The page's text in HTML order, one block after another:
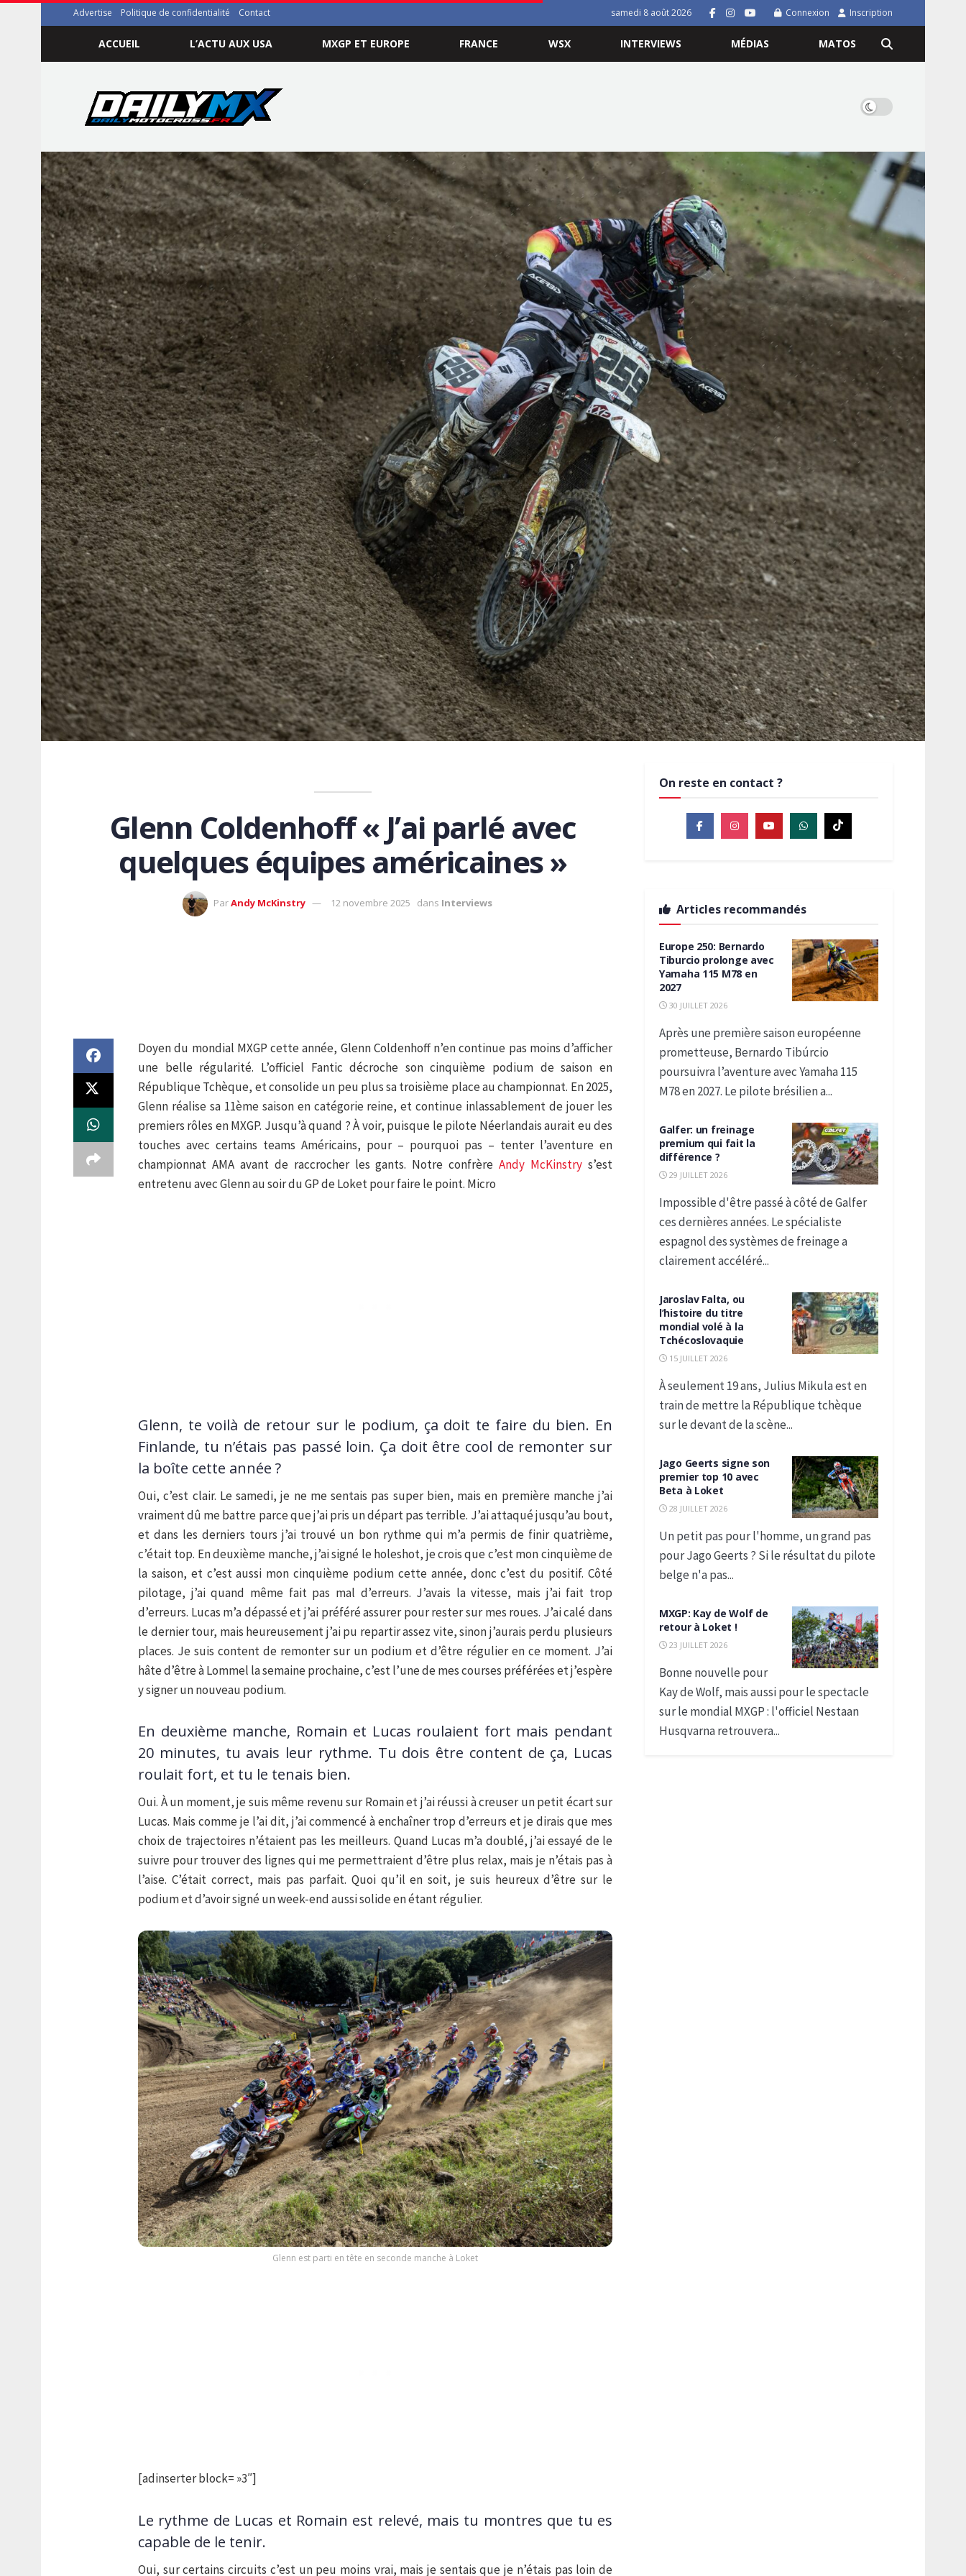
Advertise Politique de confidentialité Contact samedi 8 août 2026 Connexion Inscription
ACCUEIL L’ACTU AUX USA MXGP ET EUROPE FRANCE WSX INTERVIEWS MÉDIAS MATOS
Glenn Coldenhoff « J’ai parlé avec
quelques équipes américaines »
ParAndy McKinstry 12 novembre 2025 dans Interviews
Doyen du mondial MXGP cette année, Glenn Coldenhoff n’en continue pas moins d’afficher
une belle régularité. L’officiel Fantic décroche son cinquième podium de saison en
République Tchèque, et consolide un peu plus sa troisième place au championnat. En 2025,
Glenn réalise sa 11ème saison en catégorie reine, et continue inlassablement de jouer les
premiers rôles en MXGP. Jusqu’à quand ? À voir, puisque le pilote Néerlandais aurait eu des
touches avec certains teams Américains, pour – pourquoi pas – tenter l’aventure en
championnat AMA avant de raccrocher les gants. Notre confrèreAndy McKinstry s’est
entretenu avec Glenn au soir du GP de Loket pour faire le point. Micro
Glenn, te voilà de retour sur le podium, ça doit te faire du bien. En
Finlande, tu n’étais pas passé loin. Ça doit être cool de remonter sur
la boîte cette année ?
Oui, c’est clair. Le samedi, je ne me sentais pas super bien, mais en première manche j’ai
vraiment dû me battre parce que j’ai pris un départ pas terrible. J’ai attaqué jusqu’au bout,
et dans les derniers tours j’ai trouvé un bon rythme qui m’a permis de finir quatrième,
c’était top. En deuxième manche, j’ai signé le holeshot, je crois que c’est mon cinquième de
la saison, et c’est aussi mon cinquième podium cette année, donc c’est du positif. Côté
pilotage, j’ai quand même fait pas mal d’erreurs. J’avais la vitesse, mais j’ai fait trop
d’erreurs. Lucas m’a dépassé et j’ai préféré assurer pour rester sur mes roues. J’ai calé dans
le dernier tour, mais heureusement j’ai pu repartir assez vite, sinon j’aurais perdu plusieurs
places. Je suis content de remonter sur un podium et d’être régulier en ce moment. J’ai
hâte d’être à Lommel la semaine prochaine, c’est l’une de mes courses préférées et j’espère
y signer un nouveau podium.
En deuxième manche, Romain et Lucas roulaient fort mais pendant
20 minutes, tu avais leur rythme. Tu dois être content de ça, Lucas
roulait fort, et tu le tenais bien.
Oui. À un moment, je suis même revenu sur Romain et j’ai réussi à creuser un petit écart sur
Lucas. Mais comme je l’ai dit, j’ai commencé à enchaîner trop d’erreurs et je dirais que mes
choix de trajectoires n’étaient pas les meilleurs. Quand Lucas m’a doublé, j’ai essayé de le
suivre pour trouver des lignes qui me permettraient d’être plus relax, mais je n’étais pas à
l’aise. C’était correct, mais pas parfait. Quoi qu’il en soit, je suis heureux d’être sur le
podium et d’avoir signé un week-end aussi solide en étant régulier.
Glenn est parti en tête en seconde manche à Loket
[adinserter block= »3″]
Le rythme de Lucas et Romain est relevé, mais tu montres que tu es
capable de le tenir.
Oui, sur certains circuits c’est un peu moins vrai, mais je sentais que je n’étais pas loin de
On reste en contact ?
Articles recommandés
Europe 250: Bernardo
Tiburcio prolonge avec
Yamaha 115 M78 en
2027
30 JUILLET 2026
Après une première saison européenne
prometteuse, Bernardo Tibúrcio
poursuivra l’aventure avec Yamaha 115
M78 en 2027. Le pilote brésilien a...
Galfer: un freinage
premium qui fait la
différence ?
29 JUILLET 2026
Impossible d'être passé à côté de Galfer
ces dernières années. Le spécialiste
espagnol des systèmes de freinage a
clairement accéléré...
Jaroslav Falta, ou
l’histoire du titre
mondial volé à la
Tchécoslovaquie
15 JUILLET 2026
À seulement 19 ans, Julius Mikula est en
train de mettre la République tchèque
sur le devant de la scène...
Jago Geerts signe son
premier top 10 avec
Beta à Loket
28 JUILLET 2026
Un petit pas pour l'homme, un grand pas
pour Jago Geerts ? Si le résultat du pilote
belge n'a pas...
MXGP: Kay de Wolf de
retour à Loket !
23 JUILLET 2026
Bonne nouvelle pour
Kay de Wolf, mais aussi pour le spectacle
sur le mondial MXGP : l'officiel Nestaan
Husqvarna retrouvera...